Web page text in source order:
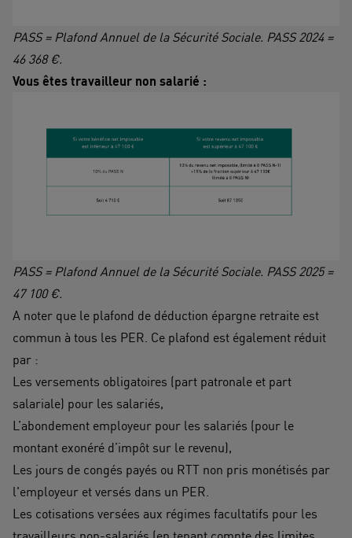
PASS = Plafond Annuel de la Sécurité Sociale. PASS 2024 =
46 368 €.
Vous êtes travailleur non salarié :
PASS = Plafond Annuel de la Sécurité Sociale. PASS 2025 =
47 100 €.
A noter que le plafond de déduction épargne retraite est
commun à tous les PER. Ce plafond est également réduit
par :
Les versements obligatoires (part patronale et part
salariale) pour les salariés,
L’abondement employeur pour les salariés (pour le
montant exonéré d’impôt sur le revenu),
Les jours de congés payés ou RTT non pris monétisés par
l'employeur et versés dans un PER.
Les cotisations versées aux régimes facultatifs pour les